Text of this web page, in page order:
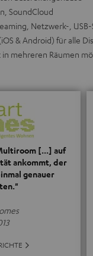
SoundCloud
Netzwerk-, USB-
& Android) für alle
mehreren Räumen
[...] auf
ankommt‚ der
genauer